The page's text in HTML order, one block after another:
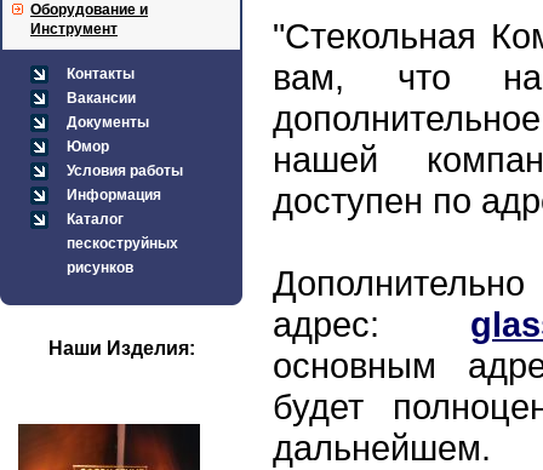
Оборудование и
Инструмент
Контакты
Вакансии
Документы
Юмор
Условия работы
Информация
Каталог
пескоструйных
рисунков
Наши Изделия:
"Стекольная
вам, что
нашей
доступен по
адрес:
основным
будет
дальнейшем.